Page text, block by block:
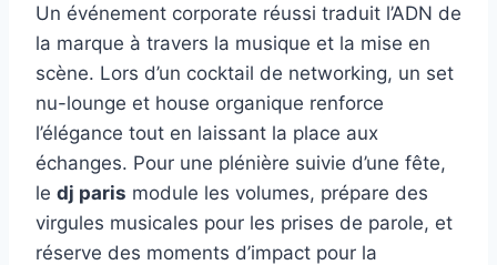
Un événement corporate réussi traduit l’ADN de
la marque à travers la musique et la mise en
scène. Lors d’un cocktail de networking, un set
nu-lounge et house organique renforce
l’élégance tout en laissant la place aux
échanges. Pour une plénière suivie d’une fête,
le dj paris module les volumes, prépare des
virgules musicales pour les prises de parole, et
réserve des moments d’impact pour la